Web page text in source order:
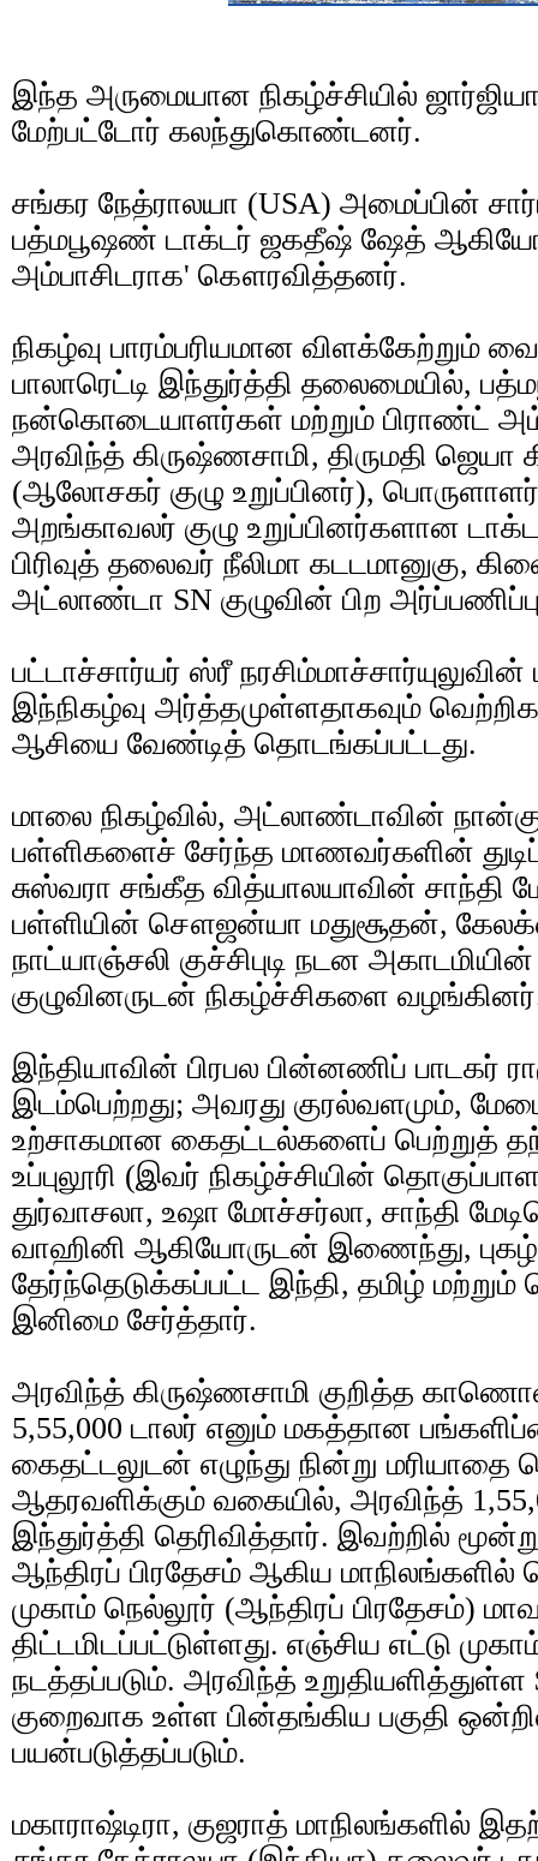
இந்த அருமையான நிகழ்ச்சியில்
மேற்பட்டோர் கலந்துகொண்டனர்.
சங்கர நேத்ராலயா (USA) அமைப்பின்
பத்மபூஷண் டாக்டர் ஜகதீஷ் ஷேத்
அம்பாசிடராக' கௌரவித்தனர்.
நிகழ்வு பாரம்பரியமான
பாலாரெட்டி இந்துர்த்தி தலைமையில்,
நன்கொடையாளர்கள் மற்றும் பிராண்ட்
அரவிந்த் கிருஷ்ணசாமி, திருமதி ஜெயா
(ஆலோசகர் குழு உறுப்பினர்), பொருளாளர்
அறங்காவலர் குழு உறுப்பினர்களான
பிரிவுத் தலைவர் நீலிமா
அட்லாண்டா SN குழுவின் பிற
பட்டாச்சார்யர் ஸ்ரீ
இந்நிகழ்வு அர்த்தமுள்ளதாகவும்
ஆசியை வேண்டித் தொடங்கப்பட்டது.
மாலை நிகழ்வில், அட்லாண்டாவின்
பள்ளிகளைச் சேர்ந்த மாணவர்களின்
சுஸ்வரா சங்கீத வித்யாலயாவின் சாந்தி
பள்ளியின் சௌஜன்யா மதுசூதன்,
நாட்யாஞ்சலி குச்சிபுடி நடன
குழுவினருடன் நிகழ்ச்சிகளை
இந்தியாவின் பிரபல பின்னணிப் பாடகர்
இடம்பெற்றது; அவரது குரல்வளமும்,
உற்சாகமான கைதட்டல்களைப் பெற்றுத்
உப்புலூரி (இவர் நிகழ்ச்சியின்
துர்வாசலா, உஷா மோச்சர்லா, சாந்தி
வாஹினி ஆகியோருடன் இணைந்து,
தேர்ந்தெடுக்கப்பட்ட இந்தி, தமிழ் மற்றும்
இனிமை சேர்த்தார்.
அரவிந்த் கிருஷ்ணசாமி குறித்த
5,55,000 டாலர் எனும் மகத்தான
கைதட்டலுடன் எழுந்து நின்று மரியாதை
ஆதரவளிக்கும் வகையில், அரவிந்த்
இந்துர்த்தி தெரிவித்தார். இவற்றில்
ஆந்திரப் பிரதேசம் ஆகிய
முகாம் நெல்லூர் (ஆந்திரப் பிரதேசம்)
திட்டமிடப்பட்டுள்ளது. எஞ்சிய எட்டு
நடத்தப்படும். அரவிந்த் உறுதியளித்துள்ள
குறைவாக உள்ள பின்தங்கிய பகுதி
பயன்படுத்தப்படும்.
மகாராஷ்டிரா, குஜராத்